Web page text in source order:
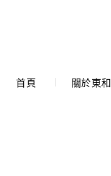
首頁 關於東和